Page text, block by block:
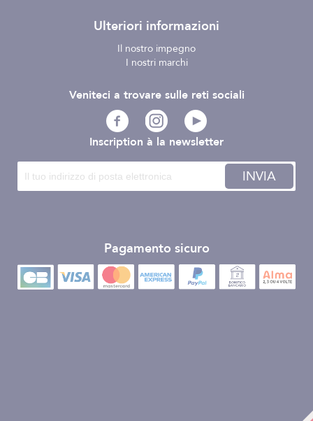
Ulteriori informazioni
Il nostro impegno
I nostri marchi
Inscription à la newsletter
INVIA
Pagamento sicuro
Veniteci a trovare sulle reti sociali